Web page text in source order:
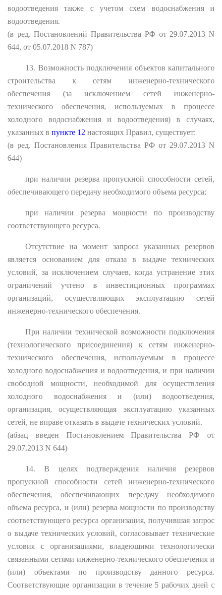
водоотведения также с учетом схем водоснабжения и
водоотведения.
(в ред. Постановлений Правительства РФ от 29.07.2013 N
644, от 05.07.2018 N 787)
13. Возможность подключения объектов капитального
строительства к сетям инженерно-технического
обеспечения (за исключением сетей инженерно-
технического обеспечения, используемых в процессе
холодного водоснабжения и водоотведения) в случаях,
указанных в пункте 12 настоящих Правил, существует:
(в ред. Постановления Правительства РФ от 29.07.2013 N
644)
при наличии резерва пропускной способности сетей,
обеспечивающего передачу необходимого объема ресурса;
при наличии резерва мощности по производству
соответствующего ресурса.
Отсутствие на момент запроса указанных резервов
является основанием для отказа в выдаче технических
условий, за исключением случаев, когда устранение этих
ограничений учтено в инвестиционных программах
организаций, осуществляющих эксплуатацию сетей
инженерно-технического обеспечения.
При наличии технической возможности подключения
(технологического присоединения) к сетям инженерно-
технического обеспечения, используемым в процессе
холодного водоснабжения и водоотведения, и при наличии
свободной мощности, необходимой для осуществления
холодного водоснабжения и (или) водоотведения,
организация, осуществляющая эксплуатацию указанных
сетей, не вправе отказать в выдаче технических условий.
(абзац введен Постановлением Правительства РФ от
29.07.2013 N 644)
14. В целях подтверждения наличия резервов
пропускной способности сетей инженерно-технического
обеспечения, обеспечивающих передачу необходимого
объема ресурса, и (или) резерва мощности по производству
соответствующего ресурса организация, получившая запрос
о выдаче технических условий, согласовывает технические
условия с организациями, владеющими технологически
связанными сетями инженерно-технического обеспечения и
(или) объектами по производству данного ресурса.
Соответствующие организации в течение 5 рабочих дней с